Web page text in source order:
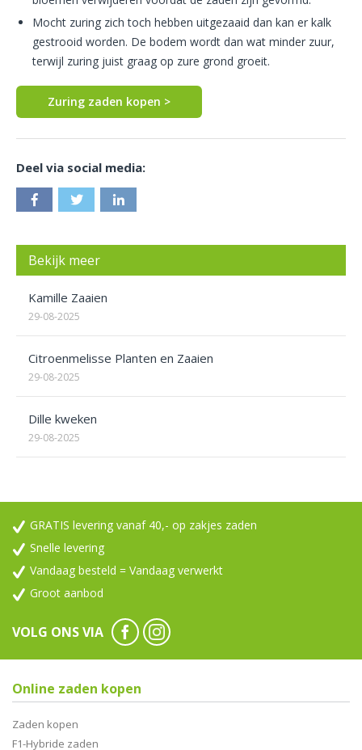
Mocht zuring zich toch hebben uitgezaaid dan kan er kalk
gestrooid worden. De bodem wordt dan wat minder zuur,
terwijl zuring juist graag op zure grond groeit.
Zuring zaden kopen >
Deel via social media:
Bekijk meer
Kamille Zaaien
29-08-2025
Citroenmelisse Planten en Zaaien
29-08-2025
Dille kweken
29-08-2025
GRATIS levering vanaf 40,- op zakjes zaden
Snelle levering
Vandaag besteld = Vandaag verwerkt
Groot aanbod
VOLG ONS VIA
Online zaden kopen
Zaden kopen
F1-Hybride zaden